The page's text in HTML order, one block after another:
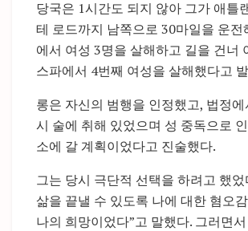
당국은 1시간도 되지 않아 그가 애틀
테 로드까지 남쪽으로 30마일을 운전
에서 여성 3명을 살해하고 길을 건너
스파에서 4번째 여성을 살해했다고
롱은 자신의 범행을 인정했고, 법정
시 술에 취해 있었으며 성 중독으로
소에 갈 계획이었다고 진술했다.
그는 당시 극단적 선택을 하려고 했었
삶을 끝낼 수 있도록 나에 대한 혐오
나의 희망이었다”고 말했다. 그러면